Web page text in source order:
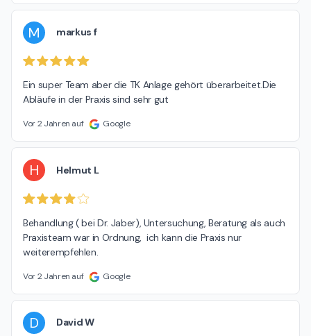
M markus f
Ein super Team aber die TK Anlage gehört überarbeitet.Die
Abläufe in der Praxis sind sehr gut
Vor 2 Jahren auf Google
H Helmut L
Behandlung ( bei Dr. Jaber), Untersuchung, Beratung als auch
Praxisteam war in Ordnung,  ich kann die Praxis nur
weiterempfehlen.
Vor 2 Jahren auf Google
D David W